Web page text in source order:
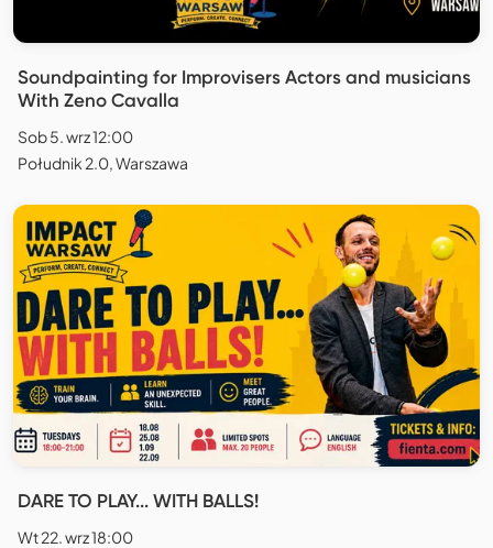
Soundpainting for Improvisers Actors and musicians
With Zeno Cavalla
Sob 5. wrz 12:00
Południk 2.0, Warszawa
DARE TO PLAY... WITH BALLS!
Wt 22. wrz 18:00